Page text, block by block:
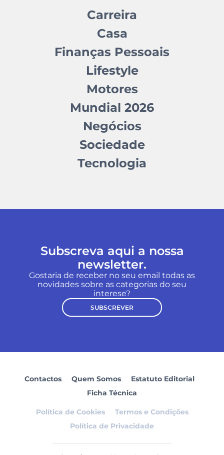
Carreira
Casa
Finanças Pessoais
Lifestyle
Motores
Mundial 2026
Negócios
Sociedade
Tecnologia
Subscreva aqui a nossa
newsletter.
Gostaria de receber no seu email todas as
novidades sobre as categorias do seu
interese?
SUBSCREVER
Contactos Quem Somos
Estatuto Editorial
Ficha Técnica
Política de Cookies
Termos e Condições
Política de Privacidade